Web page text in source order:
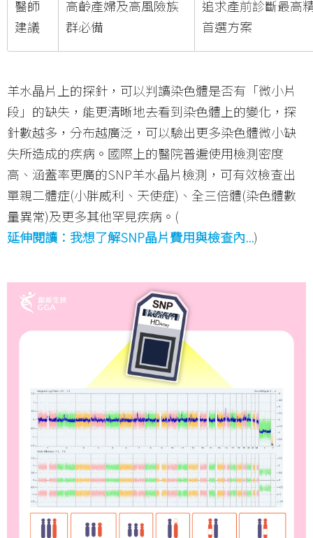
醫師
建議
高齡產婦及高風險族
群必備
追求產前診斷最高
首選方案
羊水晶片上的探針，可以判讀染色體是否有「微小片
段」的缺失，能更清晰地去看到染色體上的變化，探
針數越多，分布越廣泛，可以驗出更多染色體微小缺
失所造成的疾病。國際上的醫院普遍使用檢測密度
高、涵蓋率更廣的SNP羊水晶片檢測，可有效檢查出
單親二體症(小胖威利、天使症)、全三倍體(染色體數
量異常)及更多其他罕見疾病。(
延伸閱讀：我想了解SNP晶片費用與檢查內...)